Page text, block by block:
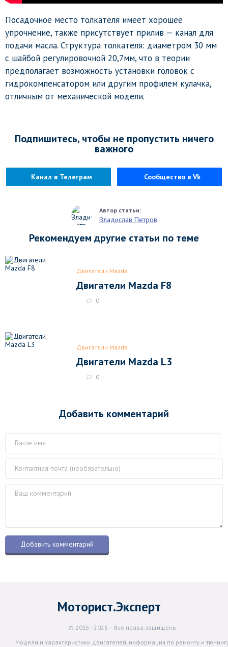
Посадочное место толкателя имеет хорошее
упрочнение, также присутствует прилив — канал для
подачи масла. Структура толкателя: диаметром 30 мм
с шайбой регулировочной 20,7мм, что в теории
предполагает возможность установки головок с
гидрокомпенсатором или другим профилем кулачка,
отличным от механической модели.
Подпишитесь, чтобы не пропустить ничего
важного
Канал в Телеграм Сообщество в Vk
Владислав Петров
Рекомендуем другие статьи по теме
Двигатели Mazda
Двигатели Mazda F8
0
Двигатели Mazda
Двигатели Mazda L3
0
Добавить комментарий
Моторист.Эксперт
© 2015–2026 – Все права защищены
Модели и характеристики двигателей, информация по ремонту и